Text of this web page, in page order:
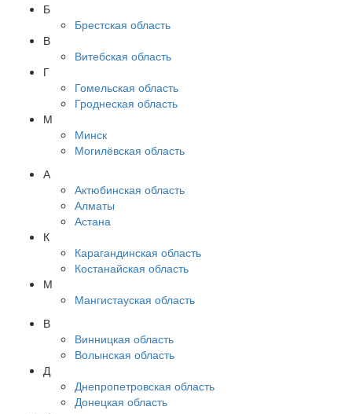
Б
Брестская область
В
Витебская область
Г
Гомельская область
Гроднеская область
М
Минск
Могилёвская область
А
Актюбинская область
Алматы
Астана
К
Карагандинская область
Костанайская область
М
Мангистауская область
В
Винницкая область
Волынская область
Д
Днепропетровская область
Донецкая область